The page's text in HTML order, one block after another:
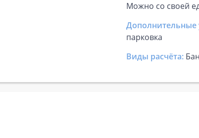
Можно со своей
Дополнительные
парковка
Виды расчёта: